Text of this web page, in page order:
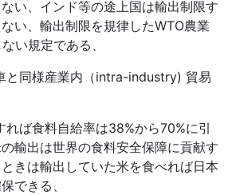
い、インド等の途上国は輸出制限す
い、輸出制限を規律したWTO農業
い規定である、
同様産業内（intra-industry) 貿易
ば食料自給率は38%から70%に引
輸出は世界の食料安全保障に貢献す
きは輸出していた米を食べれば日本
できる、